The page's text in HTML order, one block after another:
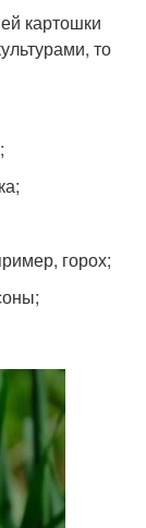
картошки
то
горох;